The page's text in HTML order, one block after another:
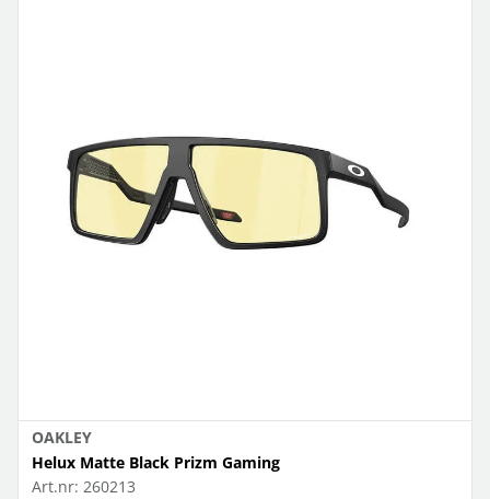
OAKLEY
Helux Matte Black Prizm Gaming
Art.nr: 260213